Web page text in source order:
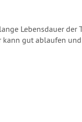
Lebensdauer
gut ablaufen